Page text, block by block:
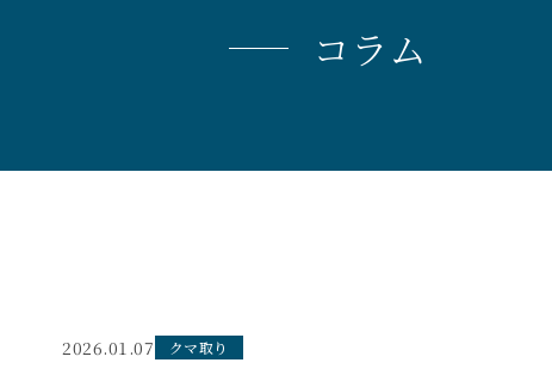
コラム
2026.01.07 クマ取り